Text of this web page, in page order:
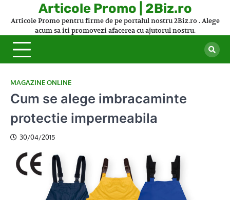
Articole Promo | 2Biz.ro
Articole Promo pentru firme de pe portalul nostru 2Biz.ro . Alege
acum sa iti promovezi afacerea cu ajutorul nostru.
MAGAZINE ONLINE
Cum se alege imbracaminte
protectie impermeabila
30/04/2015